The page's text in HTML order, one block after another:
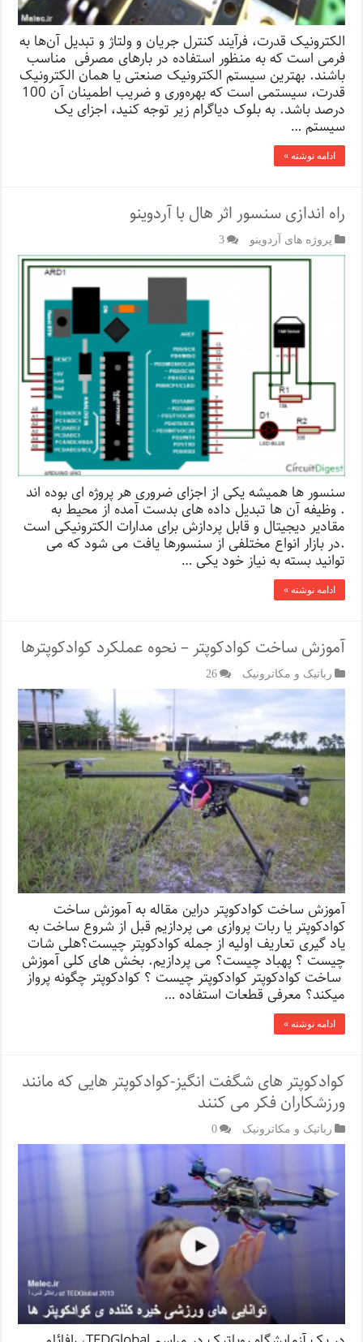
الکترونیک قدرت، فرآیند کنترل جریان و ولتاژ و تبدیل آن‌ها به
فرمی است که به منظور استفاده در بارهای مصرفی مناسب
باشند. بهترین سیستم الکترونیک صنعتی یا همان الکترونیک
قدرت، سیستمی است که بهره‌وری و ضریب اطمینان آن 100
درصد باشد. به بلوک دیاگرام زیر توجه کنید، اجزای یک
سیستم …
ادامه نوشته »
راه اندازی سنسور اثر هال با آردوینو
پروژه های آردوینو 3
سنسور ها همیشه یکی از اجزای ضروری هر پروژه ای بوده اند
. وظیفه آن ها تبدیل داده های بدست آمده از محیط به
مقادیر دیجیتال و قابل پردازش برای مدارات الکترونیکی است
.در بازار انواع مختلفی از سنسورها یافت می شود که می
توانید بسته به نیاز خود یکی …
ادامه نوشته »
آموزش ساخت کوادکوپتر – نحوه عملکرد کوادکوپترها
رباتیک و مکاترونیک 26
آموزش ساخت کوادکوپتر دراین مقاله به آموزش ساخت
کوادکوپتر یا ربات پروازی می پردازیم قبل از شروع ساخت به
یاد گیری تعاریف اولیه از جمله کوادکوپتر چیست؟هلی شات
چیست ؟ پهباد چیست؟ می پردازیم. بخش های کلی آموزش
ساخت کوادکوپتر کوادکوپتر چیست ؟ کوادکوپتر چگونه پرواز
میکند؟ معرفی قطعات استفاده …
ادامه نوشته »
کوادکوپتر های شگفت انگیز-کوادکوپتر هایی که مانند
ورزشکاران فکر می کنند
رباتیک و مکاترونیک 0